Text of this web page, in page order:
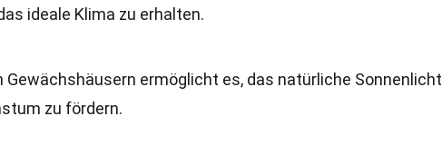
ideale Klima zu erhalten.
Gewächshäusern ermöglicht es, das natürliche Sonnenlicht
zu fördern.